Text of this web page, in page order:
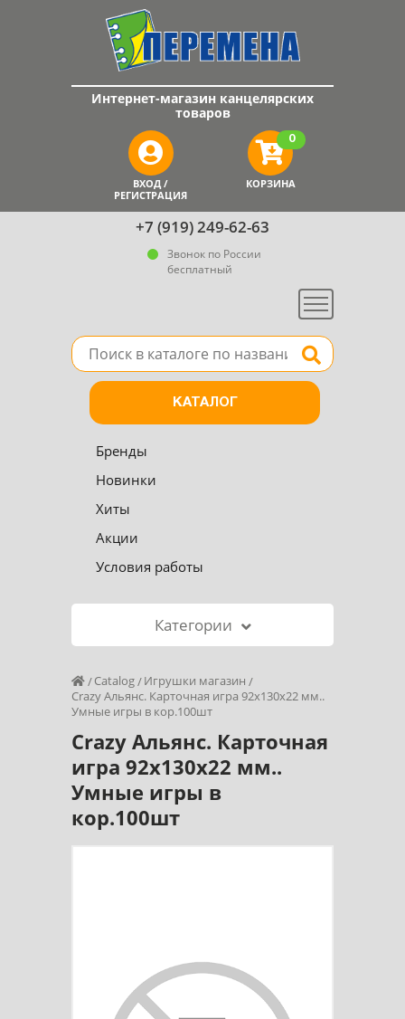
+7 (919) 249-62-63
Звонок по России
бесплатный
Меню
Интернет-магазин канцелярских
товаров
ВХОД /
РЕГИСТРАЦИЯ
КОРЗИНА
0
Поле для поиска товара в каталоге Найти
КАТАЛОГ
Бренды
Новинки
Хиты
Акции
Условия работы
Категории
Catalog
Игрушки магазин
Crazy Альянс. Карточная игра 92х130х22 мм..
Умные игры в кор.100шт
Crazy Альянс. Карточная
игра 92х130х22 мм..
Умные игры в
кор.100шт